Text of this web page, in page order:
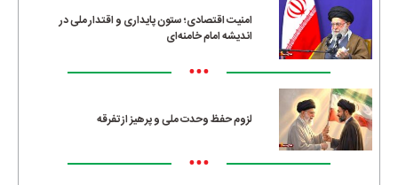
امنیت اقتصادی؛ ستون پایداری و اقتدار ملی در
اندیشه امام خامنه‌ای
•••
لزوم حفظ وحدت ملی و پرهیز از تفرقه
•••